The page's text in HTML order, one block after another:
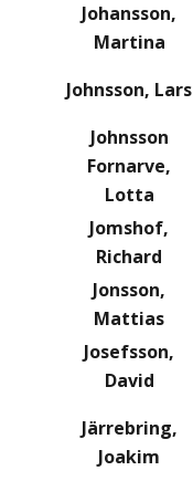
Johansson,
Martina
Johnsson, Lars
Johnsson
Fornarve,
Lotta
Jomshof,
Richard
Jonsson,
Mattias
Josefsson,
David
Järrebring,
Joakim